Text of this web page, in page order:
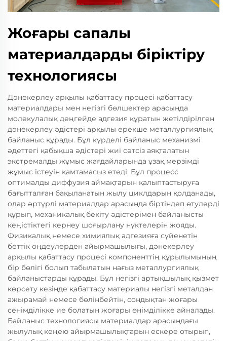
Жоғары сапалы
материалдарды біріктіру
технологиясы
Дәнекерлеу арқылы қабаттасу процесі қабаттасу
материалдары мен негізгі бөлшектер арасында
молекулалық деңгейде адгезия құратын жетілдірілген
дәнекерлеу әдістері арқылы ерекше металлургиялық
байланыс құрады. Бұл күрделі байланыс механизмі
әдеттегі қабықша әдістері жиі сәтсіз аяқталатын
экстремалды жұмыс жағдайларында ұзақ мерзімді
жұмыс істеуін қамтамасыз етеді. Бұл процесс
оптималды диффузия аймақтарын қалыптастыруға
бағытталған бақыланатын жылу циклдарын қолданады,
олар әртүрлі материалдар арасында біртіндеп өтулерді
құрып, механикалық бекіту әдістерімен байланысты
кеңістіктегі кернеу шоғырлану нүктелерін жояды.
Физикалық немесе химиялық адгезияға сүйенетін
беттік өңдеулерден айырмашылығы, дәнекерлеу
арқылы қабаттасу процесі компоненттің құрылымының
бір бөлігі болып табылатын нағыз металлургиялық
байланыстарды құрады. Бұл негізгі артықшылық қызмет
көрсету кезінде қабаттасу материалы негізгі металдан
ажырамай немесе бөлінбейтін, сондықтан жоғары
сенімділікке ие болатын жоғары өнімділікке айналады.
Байланыс технологиясы материалдар арасындағы
жылулық кеңею айырмашылықтарын ескере отырып,